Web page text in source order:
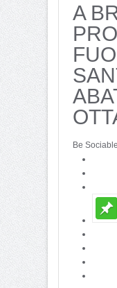
A
Be